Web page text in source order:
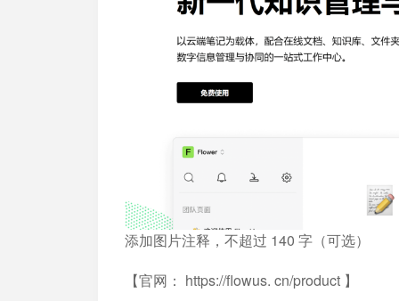
添加图片注释，不超过 140 字（可选）
【官网： https://flowus. cn/product 】